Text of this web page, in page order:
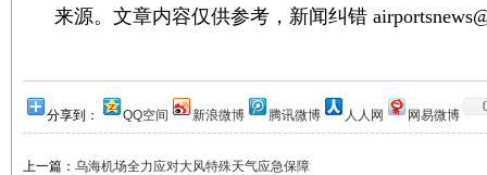
来源。文章内容仅供参考，新闻纠错
分享到： QQ空间 新浪微博 腾讯微博 人人网 网易微博
上一篇： 乌海机场全力应对大风特殊天气应急保障